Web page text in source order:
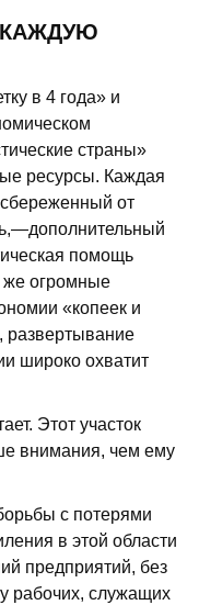
в 4 года» и
страны»
ресурсы. Каждая
от
помощь
же огромные
«копеек и
развертывание
широко охватит
Этот участок
внимания, чем ему
с потерями
в этой области
предприятий, без
рабочих, служащих